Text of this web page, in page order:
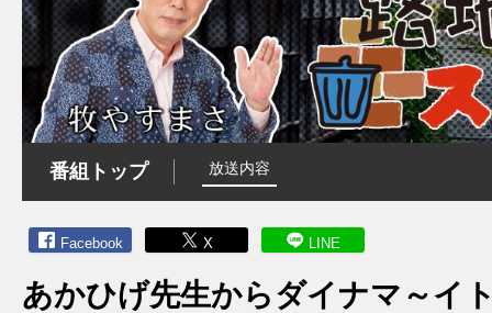
番組トップ 放送内容
Facebook X LINE
あかひげ先生からダイナマ～イ